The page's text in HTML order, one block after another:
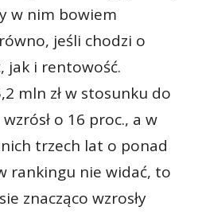
w nim bowiem
jeśli chodzi o
jak i rentowość.
mln zł w stosunku do
o 16 proc., a w
trzech lat o ponad
rankingu nie widać, to
znacząco wzrosły